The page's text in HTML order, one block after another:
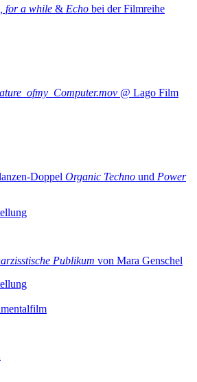
for a while & Echo bei der Filmreihe
@ Lago Film
Doppel Organic Techno und Power
Publikum von Mara Genschel